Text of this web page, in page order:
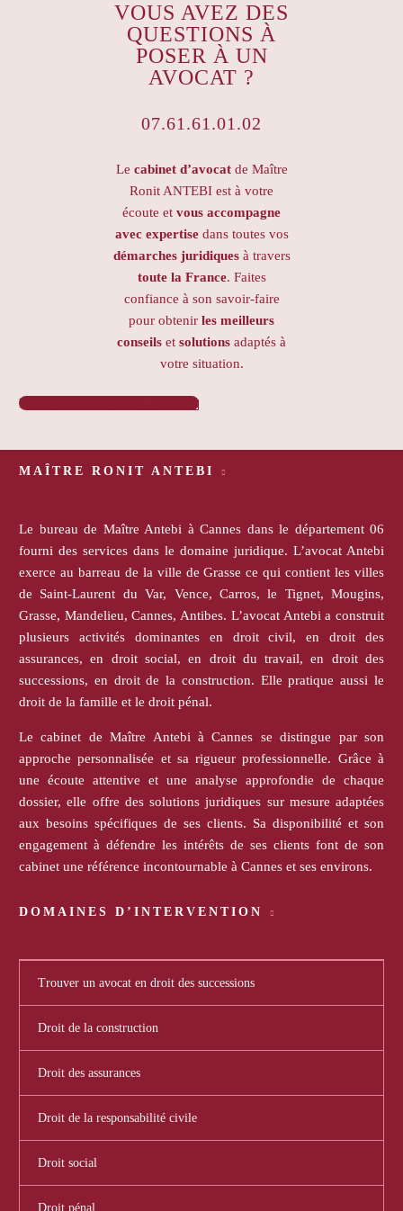
VOUS AVEZ DES
QUESTIONS À
POSER À UN
AVOCAT ?
07.61.61.01.02
Le cabinet d’avocatde Maître
Ronit ANTEBI est à votre
écoute et vous accompagne
avec expertisedans toutes vos
démarches juridiquesà travers
toute la France. Faites
confiance à son savoir-faire
pour obtenir les meilleurs
conseils et solutions adaptés à
votre situation.
PRENDRE RENDEZ-VOUS 
MAÎTRE RONIT ANTEBI
Le bureau de Maître Antebi à Cannes dans le département 06
fourni des services dans le domaine juridique. L’avocat Antebi
exerce au barreau de la ville de Grasse ce qui contient les villes
de Saint-Laurent du Var, Vence, Carros, le Tignet, Mougins,
Grasse, Mandelieu, Cannes, Antibes. L’avocat Antebi a construit
plusieurs activités dominantes en droit civil, en droit des
assurances, en droit social, en droit du travail, en droit des
successions, en droit de la construction. Elle pratique aussi le
droit de la famille et le droit pénal.
Le cabinet de Maître Antebi à Cannes se distingue par son
approche personnalisée et sa rigueur professionnelle. Grâce à
une écoute attentive et une analyse approfondie de chaque
dossier, elle offre des solutions juridiques sur mesure adaptées
aux besoins spécifiques de ses clients. Sa disponibilité et son
engagement à défendre les intérêts de ses clients font de son
cabinet une référence incontournable à Cannes et ses environs.
DOMAINES D’INTERVENTION
Trouver un avocat en droit des successions
Droit de la construction
Droit des assurances
Droit de la responsabilité civile
Droit social
Droit pénal